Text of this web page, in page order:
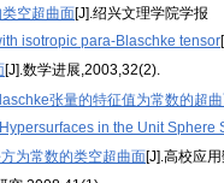
空超曲面[J].绍兴文理学院学报
isotropic para-Blaschke tensor
[J].数学进展,2003,32(2).
张量的特征值为常数的超
in the Unit
为常数的类空超曲面[J].高校应